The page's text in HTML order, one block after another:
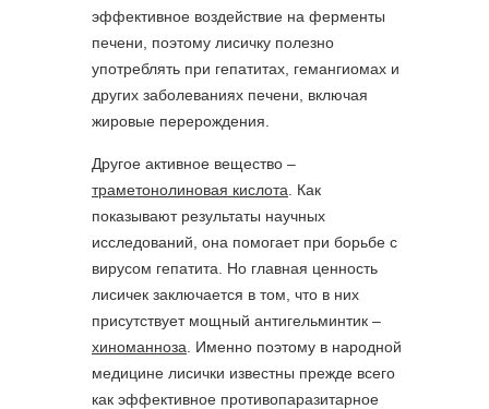
эффективное воздействие на ферменты
печени, поэтому лисичку полезно
употреблять при гепатитах, гемангиомах и
других заболеваниях печени, включая
жировые перерождения.
Другое активное вещество –
траметонолиновая кислота . Как
показывают результаты научных
исследований, она помогает при борьбе с
вирусом гепатита. Но главная ценность
лисичек заключается в том, что в них
присутствует мощный антигельминтик –
хиноманноза . Именно поэтому в народной
медицине лисички известны прежде всего
как эффективное противопаразитарное